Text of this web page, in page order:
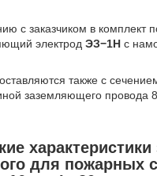
с заказчиком в комплект
электрод ЭЗ−1Н с
также с
заземляющего провода
для пожарных